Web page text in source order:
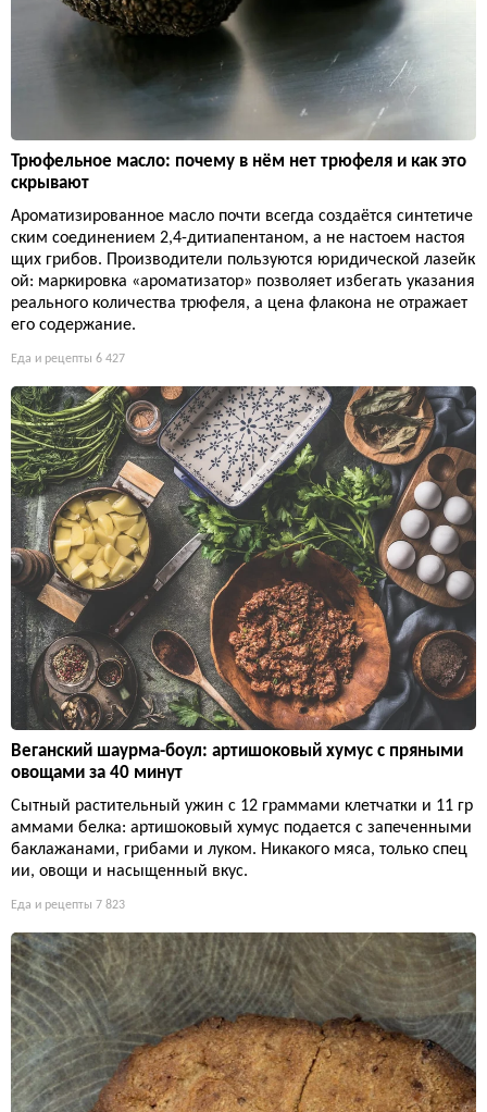
Трюфельное масло: почему в нём нет трюфеля и как это
скрывают
Ароматизированное масло почти всегда создаётся синтетиче
ским соединением 2,4-дитиапентаном, а не настоем настоя
щих грибов. Производители пользуются юридической лазейк
ой: маркировка «ароматизатор» позволяет избегать указания
реального количества трюфеля, а цена флакона не отражает
его содержание.
Еда и рецепты 6 427
Веганский шаурма-боул: артишоковый хумус с пряными
овощами за 40 минут
Сытный растительный ужин с 12 граммами клетчатки и 11 гр
аммами белка: артишоковый хумус подается с запеченными
баклажанами, грибами и луком. Никакого мяса, только спец
ии, овощи и насыщенный вкус.
Еда и рецепты 7 823